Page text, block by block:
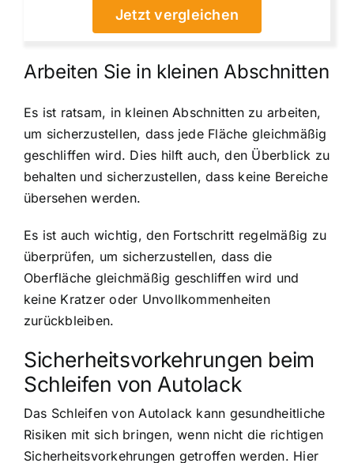
Jetzt vergleichen
Arbeiten Sie in kleinen Abschnitten
Es ist ratsam, in kleinen Abschnitten zu arbeiten,
um sicherzustellen, dass jede Fläche gleichmäßig
geschliffen wird. Dies hilft auch, den Überblick zu
behalten und sicherzustellen, dass keine Bereiche
übersehen werden.
Es ist auch wichtig, den Fortschritt regelmäßig zu
überprüfen, um sicherzustellen, dass die
Oberfläche gleichmäßig geschliffen wird und
keine Kratzer oder Unvollkommenheiten
zurückbleiben.
Sicherheitsvorkehrungen beim
Schleifen von Autolack
Das Schleifen von Autolack kann gesundheitliche
Risiken mit sich bringen, wenn nicht die richtigen
Sicherheitsvorkehrungen getroffen werden. Hier